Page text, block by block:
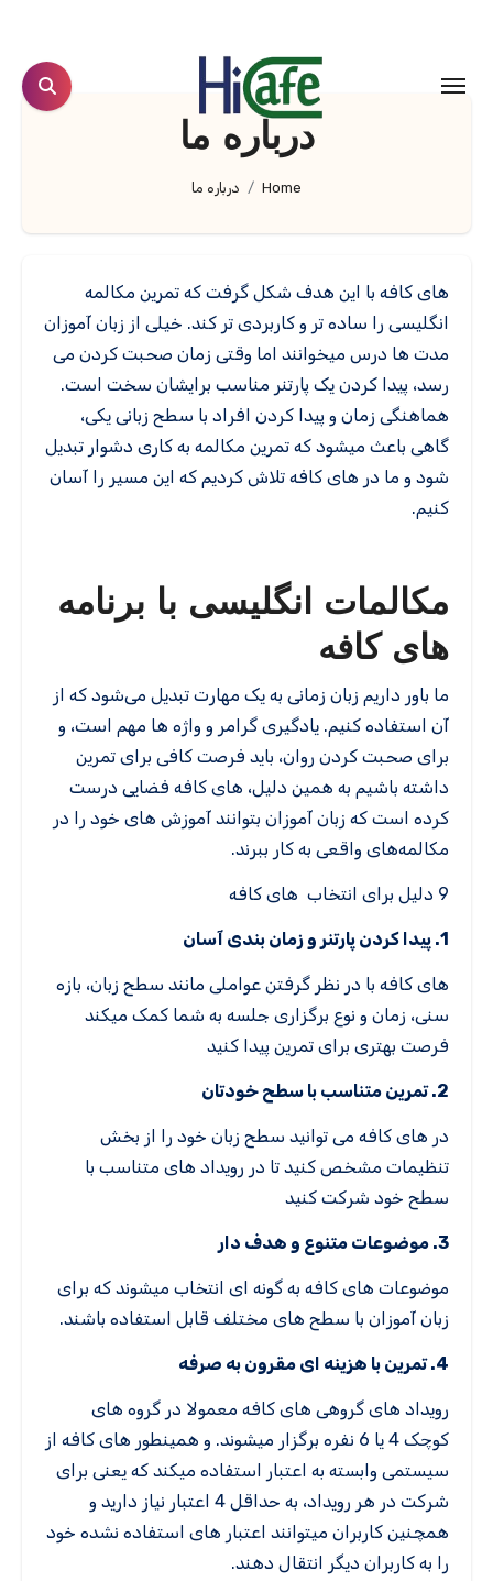
content
درباره ما
Home درباره ما
های کافه با این هدف شکل گرفت که تمرین مکالمه
انگلیسی را ساده تر و کاربردی تر کند. خیلی از زبان آموزان
مدت ها درس میخوانند اما وقتی زمان صحبت کردن می
رسد، پیدا کردن یک پارتنر مناسب برایشان سخت است.
هماهنگی زمان و پیدا کردن افراد با سطح زبانی یکی،
گاهی باعث میشود که تمرین مکالمه به کاری دشوار تبدیل
شود و ما در های کافه تلاش کردیم که این مسیر را آسان
کنیم.
مکالمات انگلیسی با برنامه
های کافه
ما باور داریم زبان زمانی به یک مهارت تبدیل می‌شود که از
آن استفاده کنیم. یادگیری گرامر و واژه ها مهم است، و
برای صحبت کردن روان، باید فرصت کافی برای تمرین
داشته باشیم به همین دلیل، های کافه فضایی درست
کرده است که زبان ‌آموزان بتوانند آموزش های خود را در
مکالمه‌های واقعی به کار ببرند.
9 دلیل برای انتخاب های کافه
1. پیدا کردن پارتنر و زمان بندی آسان
های کافه با در نظر گرفتن عواملی مانند سطح زبان، بازه
سنی، زمان و نوع برگزاری جلسه به شما کمک میکند
فرصت بهتری برای تمرین پیدا کنید
2. تمرین متناسب با سطح خودتان
در های کافه می توانید سطح زبان خود را از بخش
تنظیمات مشخص کنید تا در رویداد های متناسب با
سطح خود شرکت کنید
3. موضوعات متنوع و هدف دار
موضوعات های کافه به گونه ای انتخاب میشوند که برای
زبان آموزان با سطح های مختلف قابل استفاده باشند.
4. تمرین با هزینه ای مقرون به صرفه
رویداد های گروهی های کافه معمولا در گروه های
کوچک 4 یا 6 نفره برگزار میشوند. و همینطور های کافه از
سیستمی وابسته به اعتبار استفاده میکند که یعنی برای
شرکت در هر رویداد، به حداقل 4 اعتبار نیاز دارید و
همچنین کاربران میتوانند اعتبار های استفاده نشده خود
را به کاربران دیگر انتقال دهند.